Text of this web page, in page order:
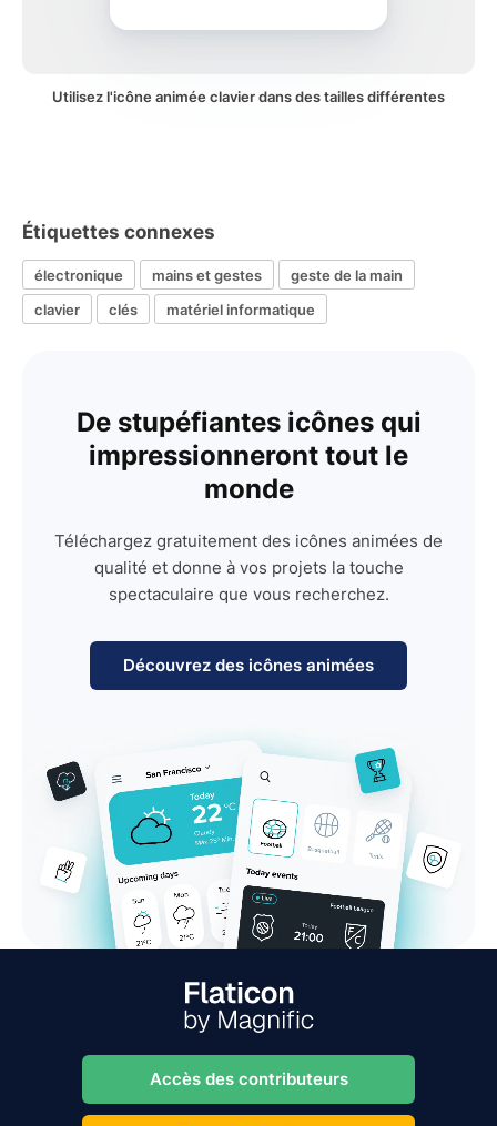
Utilisez l'icône animée clavier dans des tailles différentes
Étiquettes connexes
électronique mains et gestes
geste de la main
clavier
clés matériel informatique
De stupéfiantes icônes qui
impressionneront tout le
monde
Téléchargez gratuitement des icônes animées de
qualité et donne à vos projets la touche
spectaculaire que vous recherchez.
Découvrez des icônes animées
Accès des contributeurs